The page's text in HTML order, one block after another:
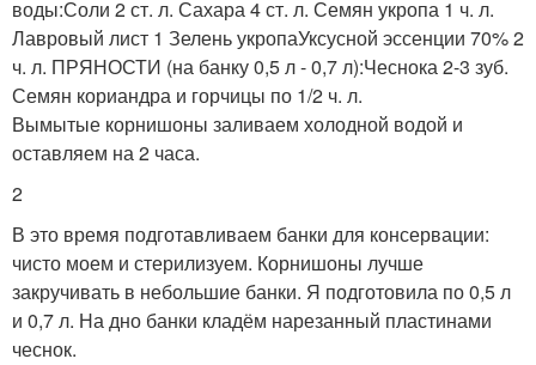
воды:Соли 2 ст. л. Сахара 4 ст. л. Семян укропа 1 ч. л.
Лавровый лист 1 Зелень укропаУксусной эссенции 70% 2
ч. л. ПРЯНОСТИ (на банку 0,5 л - 0,7 л):Чеснока 2-3 зуб.
Семян кориандра и горчицы по 1/2 ч. л.
Вымытые корнишоны заливаем холодной водой и
оставляем на 2 часа.
2
В это время подготавливаем банки для консервации:
чисто моем и стерилизуем. Корнишоны лучше
закручивать в небольшие банки. Я подготовила по 0,5 л
и 0,7 л. На дно банки кладём нарезанный пластинами
чеснок.